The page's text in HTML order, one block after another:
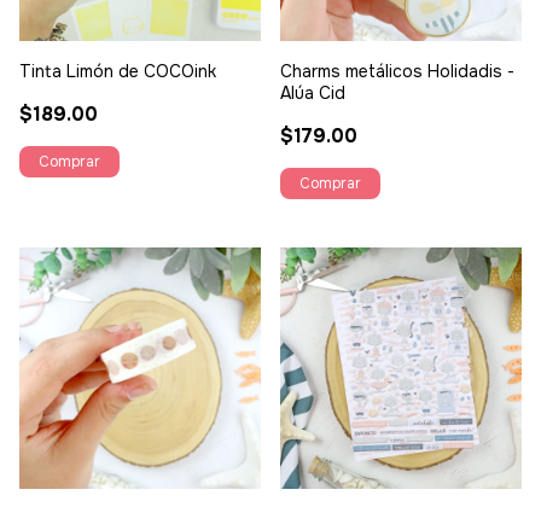
Tinta Limón de COCOink
$189.00
Charms metálicos Holidadis -
Alúa Cid
$179.00